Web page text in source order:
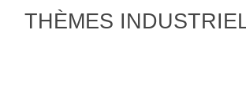
THÈMES